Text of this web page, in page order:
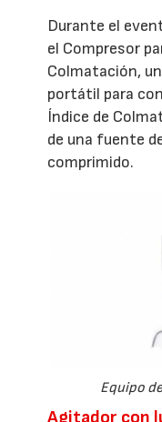
Durante el
el Compresor
Colmatación,
portátil para
Índice de
de una fuente
comprimido.
Equipo
Agitador con